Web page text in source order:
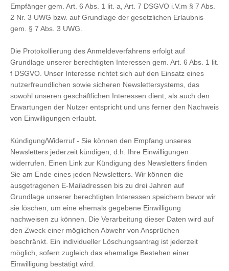
Empfänger gem. Art. 6 Abs. 1 lit. a, Art. 7 DSGVO i.V.m § 7 Abs.
2 Nr. 3 UWG bzw. auf Grundlage der gesetzlichen Erlaubnis
gem. § 7 Abs. 3 UWG.
Die Protokollierung des Anmeldeverfahrens erfolgt auf
Grundlage unserer berechtigten Interessen gem. Art. 6 Abs. 1 lit.
f DSGVO. Unser Interesse richtet sich auf den Einsatz eines
nutzerfreundlichen sowie sicheren Newslettersystems, das
sowohl unseren geschäftlichen Interessen dient, als auch den
Erwartungen der Nutzer entspricht und uns ferner den Nachweis
von Einwilligungen erlaubt.
Kündigung/Widerruf - Sie können den Empfang unseres
Newsletters jederzeit kündigen, d.h. Ihre Einwilligungen
widerrufen. Einen Link zur Kündigung des Newsletters finden
Sie am Ende eines jeden Newsletters. Wir können die
ausgetragenen E-Mailadressen bis zu drei Jahren auf
Grundlage unserer berechtigten Interessen speichern bevor wir
sie löschen, um eine ehemals gegebene Einwilligung
nachweisen zu können. Die Verarbeitung dieser Daten wird auf
den Zweck einer möglichen Abwehr von Ansprüchen
beschränkt. Ein individueller Löschungsantrag ist jederzeit
möglich, sofern zugleich das ehemalige Bestehen einer
Einwilligung bestätigt wird.